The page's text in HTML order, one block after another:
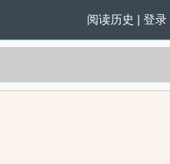
阅读历史 | 登录